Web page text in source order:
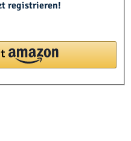
registrieren!